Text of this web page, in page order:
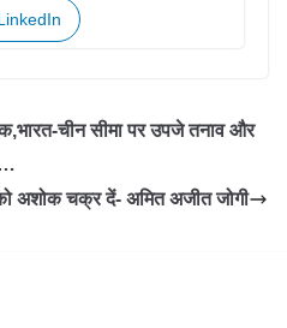
चीन सीमा पर उपजे तनाव और
अशोक चक्र दें- अमित अजीत जोगी